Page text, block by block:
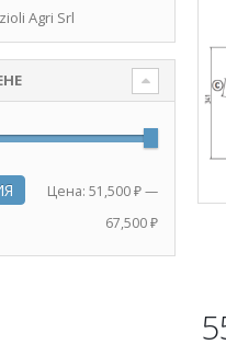
Agri Srl
цена
цена
Цена: 51,500 ₽—
67,500 ₽